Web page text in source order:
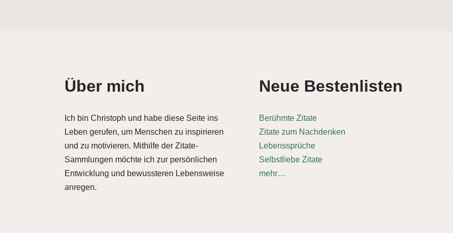
Über mich
Ich bin Christoph und habe diese Seite ins
Leben gerufen, um Menschen zu inspirieren
und zu motivieren. Mithilfe der Zitate-
Sammlungen möchte ich zur persönlichen
Entwicklung und bewussteren Lebensweise
anregen.
Neue Bestenlisten
Berühmte Zitate
Zitate zum Nachdenken
Lebenssprüche
Selbstliebe Zitate
mehr…